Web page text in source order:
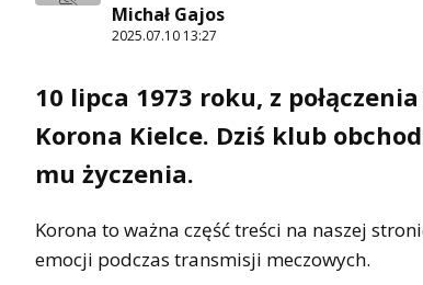
Michał Gajos
2025.07.10 13:27
10 lipca 1973 roku, z
Korona Kielce. Dziś klub
mu życzenia.
Korona to ważna część treści na naszej
emocji podczas transmisji meczowych.